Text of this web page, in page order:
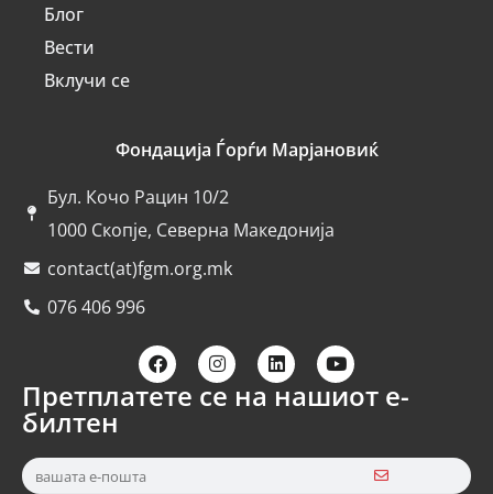
Блог
Вести
Вклучи се
Фондација Ѓорѓи Марјановиќ
Бул. Кочо Рацин 10/2
1000 Скопје, Северна Македонија
contact(at)fgm.org.mk
076 406 996
Претплатете се на нашиот е-
билтен